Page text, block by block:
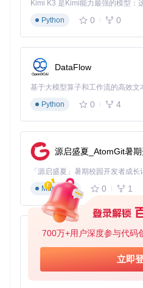
700万+用户深度参与代码
立即
基础策略：覆盖常见密码模式
6位以内的数字组合（如
个人信息相关密码（姓名缩写
简单字母组合（如abc123、
进阶技巧：提升复杂密码破解率
对于包含特殊字符或混合大小
提高成功率：
键盘模式扩展：除了qwerty
字符替换规则：将字母替
$、i→!）
长度变化：同一基础密码尝
d、password1、
大小写变换：对每个基础密
rd、PASSWORD）
注意事项：字典越大并不意
延长测试时间。建议针对具
Python
0 0
DataFlow
基于大模型算子和工作流的高效
Python
0 4
源启盛夏_AtomGit暑
Markdown
0 1
py-xiaozhi
Python
0 1